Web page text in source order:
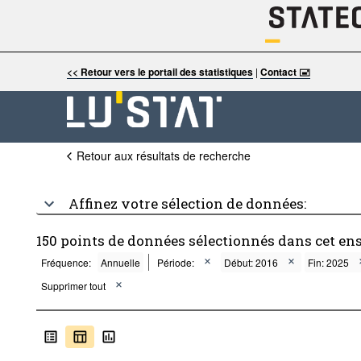
<< Retour vers le portail des statistiques| Contact 🖃
Retour aux résultats de recherche
Affinez votre sélection de données:
150 points de données sélectionnés dans cet
Fréquence: Annuelle Période: Début: 2016
Fin: 2025
Supprimer tout